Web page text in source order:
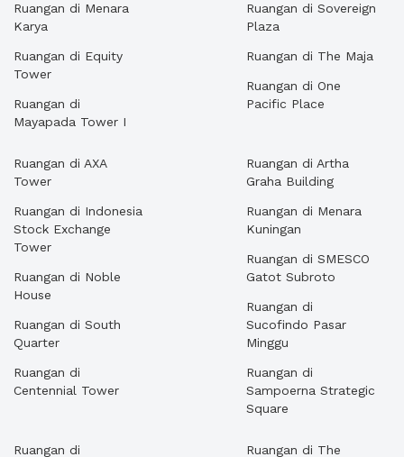
Ruangan di Menara
Karya
Ruangan di Equity
Tower
Ruangan di
Mayapada Tower I
Ruangan di Sovereign
Plaza
Ruangan di The Maja
Ruangan di One
Pacific Place
Ruangan di AXA
Tower
Ruangan di Indonesia
Stock Exchange
Tower
Ruangan di Noble
House
Ruangan di South
Quarter
Ruangan di
Centennial Tower
Ruangan di Artha
Graha Building
Ruangan di Menara
Kuningan
Ruangan di SMESCO
Gatot Subroto
Ruangan di
Sucofindo Pasar
Minggu
Ruangan di
Sampoerna Strategic
Square
Ruangan di Ruangan di The